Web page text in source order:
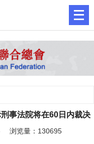
事法院将在60日内裁决
浏览量：130695